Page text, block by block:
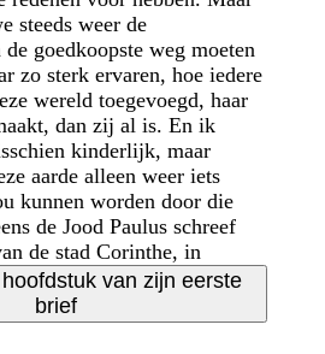
steeds weer de
goedkoopste weg moeten
zo sterk ervaren, hoe iedere
wereld toegevoegd, haar
dan zij al is. En ik
kinderlijk, maar
aarde alleen weer iets
kunnen worden door die
de Jood Paulus schreef
de stad Corinthe, in
van zijn eerste
brief